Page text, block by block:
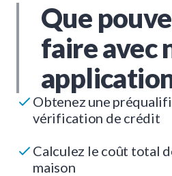
Que
faire avec
Obtenez une
vérification de crédit
Calculez le coût total
maison